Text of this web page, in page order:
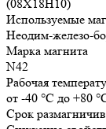
(08Х18Н10)
Используемые
Неодим-железо-
Марка магнита
N42
Рабочая
от -40 °С до +80
Срок